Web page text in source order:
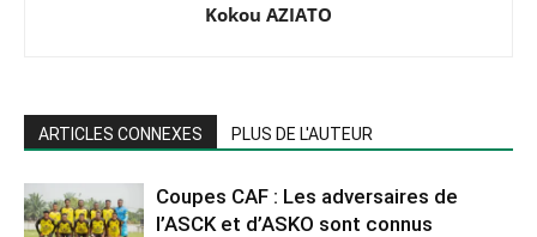
Kokou AZIATO
ARTICLES CONNEXES PLUS DE L'AUTEUR
Coupes CAF : Les adversaires de
l’ASCK et d’ASKO sont connus